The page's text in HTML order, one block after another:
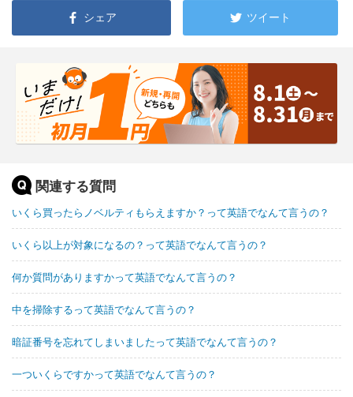
シェア ツイート
関連する質問
いくら買ったらノベルティもらえますか？って英語でなんて言うの？
いくら以上が対象になるの？って英語でなんて言うの？
何か質問がありますかって英語でなんて言うの？
中を掃除するって英語でなんて言うの？
暗証番号を忘れてしまいましたって英語でなんて言うの？
一ついくらですかって英語でなんて言うの？